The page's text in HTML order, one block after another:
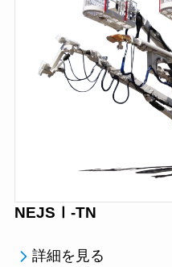
NEJSⅠ-TN
詳細を見る